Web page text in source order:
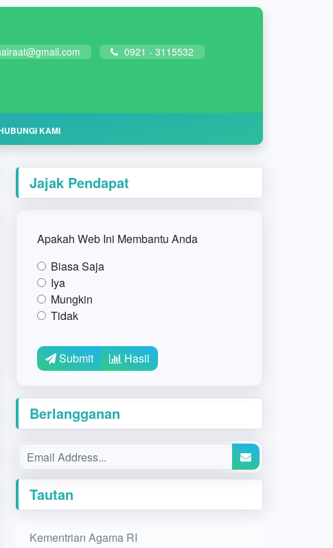
0921 - 3115532
KAMI
Jajak Pendapat
Apakah Web Ini Membantu Anda
Biasa Saja
Iya
Mungkin
Tidak
Submit Hasil
Berlangganan
Tautan
Kementrian Agama RI